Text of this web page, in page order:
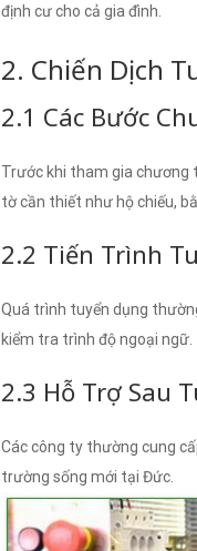
định cư cho cả gia đình.
2. Chiến Dịch
2.1 Các Bước
Trước khi tham gia chương
tờ cần thiết như hộ chiếu,
2.2 Tiến Trình
Quá trình tuyển dụng
kiểm tra trình độ ngoại ngữ.
2.3 Hỗ Trợ Sau
Các công ty thường cung
trường sống mới tại Đức.